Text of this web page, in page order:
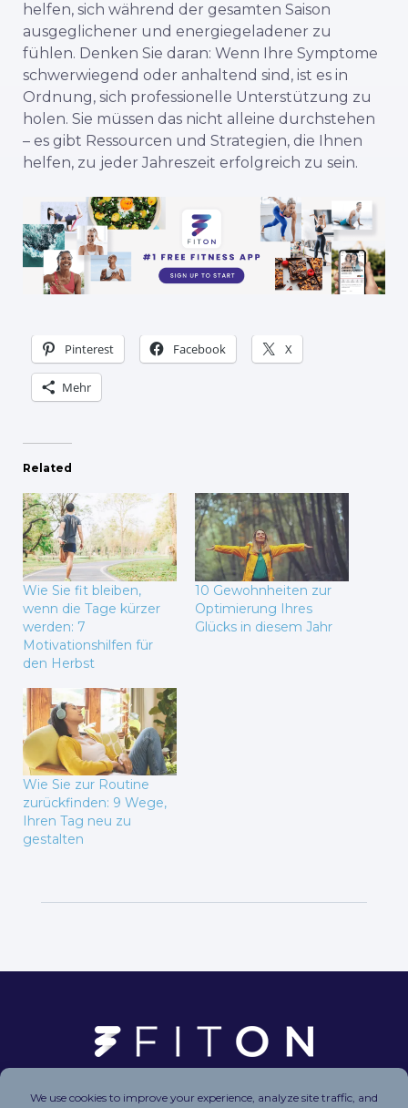
helfen, sich während der gesamten Saison
ausgeglichener und energiegeladener zu
fühlen. Denken Sie daran: Wenn Ihre Symptome
schwerwiegend oder anhaltend sind, ist es in
Ordnung, sich professionelle Unterstützung zu
holen. Sie müssen das nicht alleine durchstehen
– es gibt Ressourcen und Strategien, die Ihnen
helfen, zu jeder Jahreszeit erfolgreich zu sein.
Pinterest Facebook X
Mehr
Related
Wie Sie fit bleiben,
wenn die Tage kürzer
werden: 7
Motivationshilfen für
den Herbst
10 Gewohnheiten zur
Optimierung Ihres
Glücks in diesem Jahr
Wie Sie zur Routine
zurückfinden: 9 Wege,
Ihren Tag neu zu
gestalten